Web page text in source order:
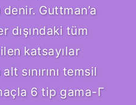
Guttman’a
dışındaki tüm
katsayılar
sınırını temsil
6 tip gama-Γ